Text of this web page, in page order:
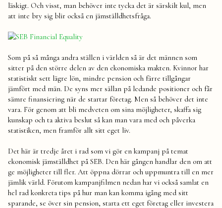
läskigt. Och visst, man behöver inte tycka det är särskilt kul, men
att inte bry sig blir också en jämställdhetsfråga.
Som på så många andra ställen i världen så är det männen som
sitter på den större delen av den ekonomiska makten. Kvinnor har
statistiskt sett lägre lön, mindre pension och färre tillgångar
jämfört med män. De syns mer sällan på ledande positioner och får
sämre finansiering när de startar företag. Men så behöver det inte
vara. För genom att bli medveten om sina möjligheter, skaffa sig
kunskap och ta aktiva beslut så kan man vara med och påverka
statistiken, men framför allt sitt eget liv.
Det här är tredje året i rad som vi gör en kampanj på temat
ekonomisk jämställdhet på SEB. Den här gången handlar den om att
ge möjligheter till fler. Att öppna dörrar och uppmuntra till en mer
jämlik värld. Förutom kampanjfilmen nedan har vi också samlat en
hel rad konkreta tips på hur man kan komma igång med sitt
sparande, se över sin pension, starta ett eget företag eller investera